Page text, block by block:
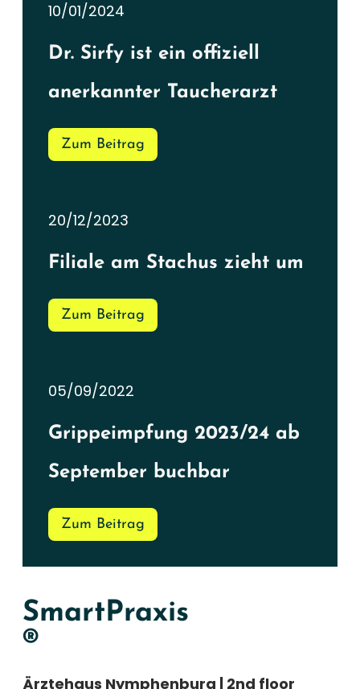
10/01/2024
Dr. Sirfy ist ein offiziell
anerkannter Taucherarzt
Zum Beitrag
20/12/2023
Filiale am Stachus zieht um
Zum Beitrag
05/09/2022
Grippeimpfung 2023/24 ab
September buchbar
Zum Beitrag
SmartPraxis
®
Ärztehaus Nymphenburg | 2nd floor